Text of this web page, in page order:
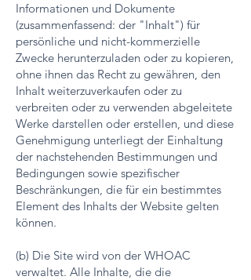
Informationen und Dokumente
(zusammenfassend: der "Inhalt") für
persönliche und nicht-kommerzielle
Zwecke herunterzuladen oder zu kopieren,
ohne ihnen das Recht zu gewähren, den
Inhalt weiterzuverkaufen oder zu
verbreiten oder zu verwenden abgeleitete
Werke darstellen oder erstellen, und diese
Genehmigung unterliegt der Einhaltung
der nachstehenden Bestimmungen und
Bedingungen sowie spezifischer
Beschränkungen, die für ein bestimmtes
Element des Inhalts der Website gelten
können.
(b) Die Site wird von der WHOAC
verwaltet. Alle Inhalte, die die